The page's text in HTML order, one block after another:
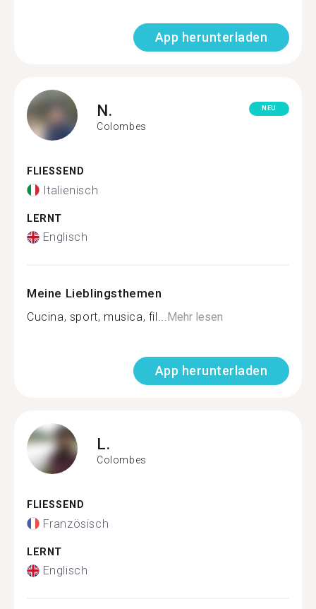
App herunterladen
N.
Colombes
NEU
FLIESSEND
Italienisch
LERNT
Englisch
Meine Lieblingsthemen
Cucina, sport, musica, fil...Mehr lesen
App herunterladen
L.
Colombes
FLIESSEND
Französisch
LERNT
Englisch